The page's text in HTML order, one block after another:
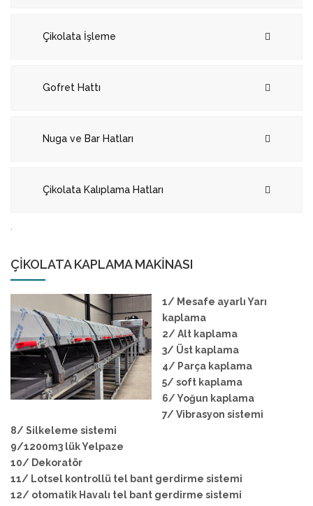
Çikolata İşleme
Gofret Hattı
Nuga ve Bar Hatları
Çikolata Kalıplama Hatları
ÇİKOLATA KAPLAMA MAKİNASI
1/ Mesafe ayarlı Yarı
kaplama
2/ Alt kaplama
3/ Üst kaplama
4/ Parça kaplama
5/ soft kaplama
6/ Yoğun kaplama
7/ Vibrasyon sistemi
8/ Silkeleme sistemi
9/1200m3 lük Yelpaze
10/ Dekoratör
11/ Lotsel kontrollü tel bant gerdirme sistemi
12/ otomatik Havalı tel bant gerdirme sistemi